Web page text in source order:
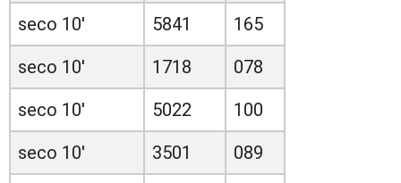
seco 10'
5841
165
seco 10'
1718
078
seco 10'
5022
100
seco 10'
3501
089